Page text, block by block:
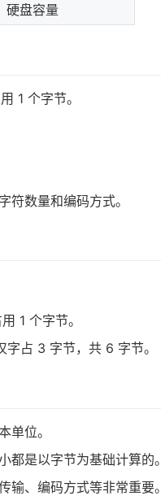
硬盘容量
1 个字节。
符数量和编码方式。
1 个字节。
占 3 字节，共 6 字节。
单位。
都是以字节为基础计算的。
输、编码方式等非常重要。